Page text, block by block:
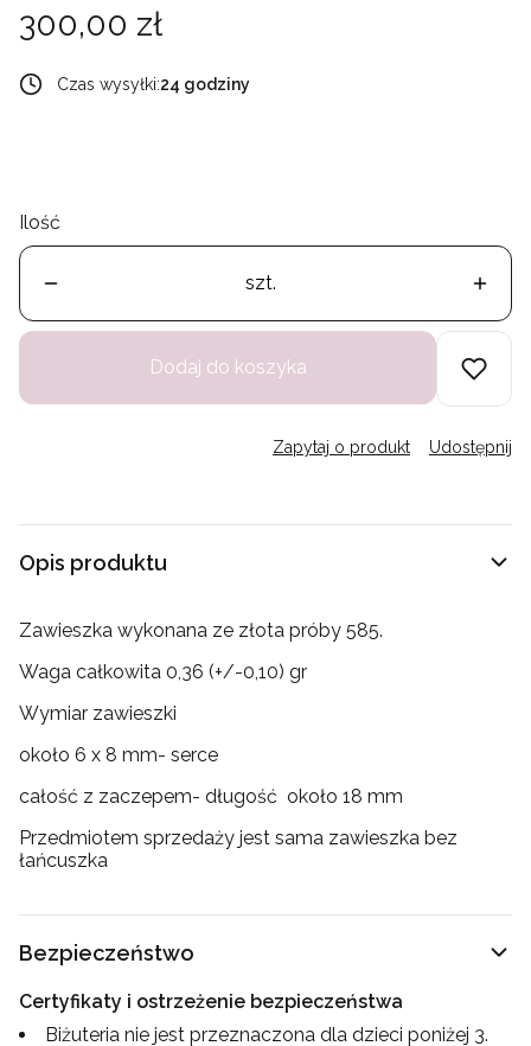
Cena
300,00 zł
Czas wysyłki:24 godziny
Ilość
szt.
Dodaj do koszyka
Zapytaj o produkt Udostępnij
Opis produktu
Zawieszka wykonana ze złota próby 585.
Waga całkowita 0,36 (+/-0,10) gr
Wymiar zawieszki
około 6 x 8 mm- serce
całość z zaczepem- długość około 18 mm
Przedmiotem sprzedaży jest sama zawieszka bez
łańcuszka
Bezpieczeństwo
Certyfikaty i ostrzeżenie bezpieczeństwa
Biżuteria nie jest przeznaczona dla dzieci poniżej 3.